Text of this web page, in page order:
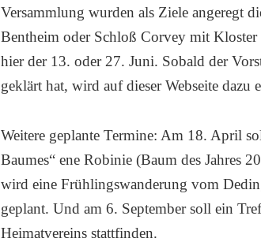
Versammlung wurden als Ziele angeregt
Bentheim oder Schloß Corvey mit
hier der 13. oder 27. Juni. Sobald der
geklärt hat, wird auf dieser Webseite dazu
Weitere geplante Termine: Am 18. April
Baumes“ ene Robinie (Baum des Jahres
wird eine Frühlingswanderung vom
geplant. Und am 6. September soll ein
Heimatvereins stattfinden.